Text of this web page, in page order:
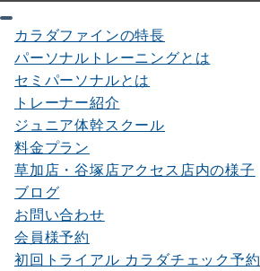
カラダファインの特長
パーソナルトレーニングとは
セミパーソナルとは
トレーナー紹介
ジュニア体幹スクール
料金プラン
草加店・谷塚店アクセス店内の様子
ブログ
お問い合わせ
会員様予約
初回トライアル カラダチェック予約